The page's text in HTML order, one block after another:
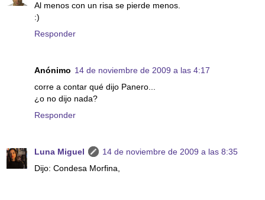
Al menos con un risa se pierde menos.
:)
Responder
Anónimo 14 de noviembre de 2009 a las 4:17
corre a contar qué dijo Panero...
¿o no dijo nada?
Responder
Luna Miguel
14 de noviembre de 2009 a las 8:35
Dijo: Condesa Morfina,